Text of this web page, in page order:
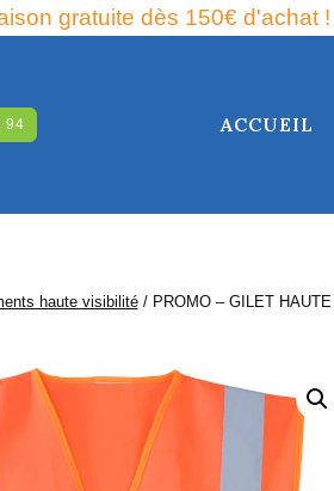
gratuite dès 150€ d'achat !
94 ACCUEIL
haute visibilité / PROMO – GILET